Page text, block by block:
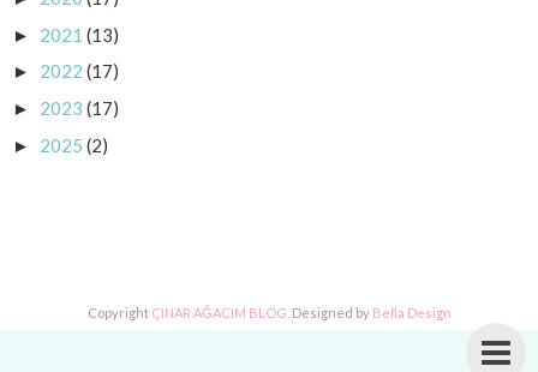
► 2021 (13)
► 2022 (17)
► 2023 (17)
► 2025 (2)
Copyright ÇINAR AĞACIM BLOG . Designed by Bella Design